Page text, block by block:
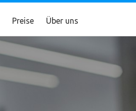
Preise Über uns